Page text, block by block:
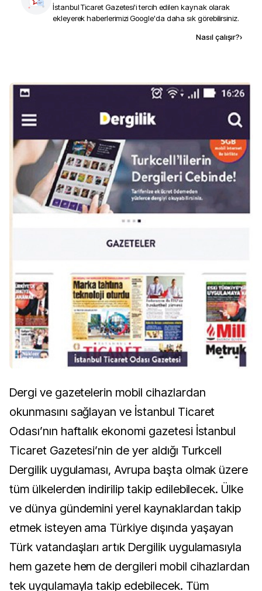
İstanbul Ticaret Gazetesi'i tercih edilen kaynak olarak
ekleyerek haberlerimizi Google'da daha sık görebilirsiniz.
Nasıl çalışır?›
Dergi ve gazetelerin mobil cihazlardan
okunmasını sağlayan ve İstanbul Ticaret
Odası’nın haftalık ekonomi gazetesi İstanbul
Ticaret Gazetesi’nin de yer aldığı Turkcell
Dergilik uygulaması, Avrupa başta olmak üzere
tüm ülkelerden indirilip takip edilebilecek. Ülke
ve dünya gündemini yerel kaynaklardan takip
etmek isteyen ama Türkiye dışında yaşayan
Türk vatandaşları artık Dergilik uygulamasıyla
hem gazete hem de dergileri mobil cihazlardan
tek uygulamayla takip edebilecek. Tüm